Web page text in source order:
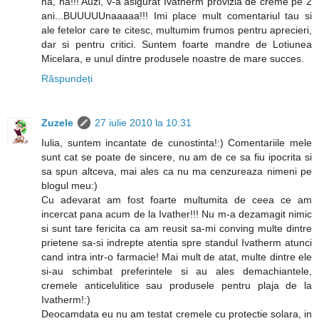
ani...BUUUUUnaaaaa!!! Imi place mult comentariul tau si
ale fetelor care te citesc, multumim frumos pentru aprecieri,
dar si pentru critici. Suntem foarte mandre de Lotiunea
Micelara, e unul dintre produsele noastre de mare succes.
Răspundeți
Zuzele
27 iulie 2010 la 10:31
Iulia, suntem incantate de cunostinta!:) Comentariile mele
sunt cat se poate de sincere, nu am de ce sa fiu ipocrita si
sa spun altceva, mai ales ca nu ma cenzureaza nimeni pe
blogul meu:)
Cu adevarat am fost foarte multumita de ceea ce am
incercat pana acum de la Ivather!!! Nu m-a dezamagit nimic
si sunt tare fericita ca am reusit sa-mi conving multe dintre
prietene sa-si indrepte atentia spre standul Ivatherm atunci
cand intra intr-o farmacie! Mai mult de atat, multe dintre ele
si-au schimbat preferintele si au ales demachiantele,
cremele anticelulitice sau produsele pentru plaja de la
Ivatherm!:)
Deocamdata eu nu am testat cremele cu protectie solara, in